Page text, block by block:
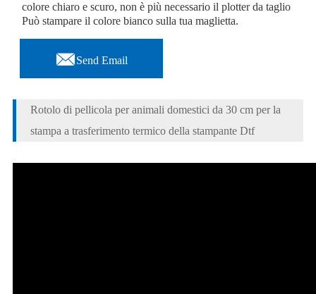
colore chiaro e scuro, non è più necessario il plotter da taglio
Può stampare il colore bianco sulla tua maglietta.
Send Email
Rotolo di pellicola per animali domestici da 30 cm per la
stampa a trasferimento termico della stampante Dtf